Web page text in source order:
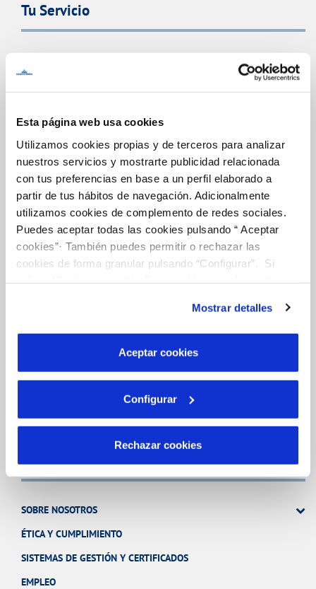
Esta página web usa cookies
Utilizamos cookies propias y de terceros para analizar
nuestros servicios y mostrarte publicidad relacionada
con tus preferencias en base a un perfil elaborado a
partir de tus hábitos de navegación. Adicionalmente
utilizamos cookies de complemento de redes sociales.
Puedes aceptar todas las cookies pulsando “ Aceptar
cookies”· También puedes permitir o rechazar las
cookies de forma granular pulsando “Configurar”. Si
son indispensables para que el sitio web funcione y que
por tanto no se pueden desactivar. Puedes consultar
más información en nuestraPolítica de Cookies
Mostrar detalles
Aceptar cookies
Configurar
Rechazar cookies
Tu Servicio
Tu Agua
NUESTRO PAPEL EN EL CICLO URBANO
CALIDAD
CUIDADOS DEL AGUA
RED URBANA DE RIEGO
MANTENIMIENTO DE FUENTES PROPIAS
Conócenos
SOBRE NOSOTROS
ÉTICA Y CUMPLIMIENTO
SISTEMAS DE GESTIÓN Y CERTIFICADOS
EMPLEO